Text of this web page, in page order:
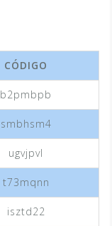
CÓDIGO
b2pmbpb
smbhsm4
ugvjpvl
t73mqnn
isztd22